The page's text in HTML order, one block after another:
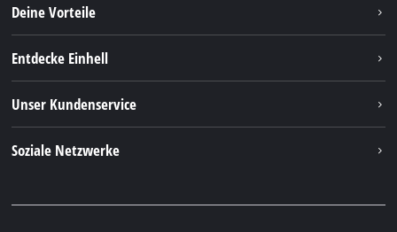
Deine Vorteile
Entdecke Einhell
Nachhaltigkeit
Unser Kundenservice
Soziale Netzwerke